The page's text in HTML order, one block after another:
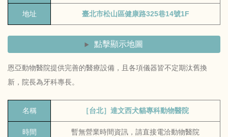
地址 臺北市松山區健康路325巷14號1F
點擊顯示地圖
恩亞動物醫院提供完善的醫療設備，且各項儀器皆不定期汰舊換
新，院長為牙科專長。
名稱 ［台北］達文西犬貓專科動物醫院
時間 暫無營業時間資訊，請直接電洽動物醫院